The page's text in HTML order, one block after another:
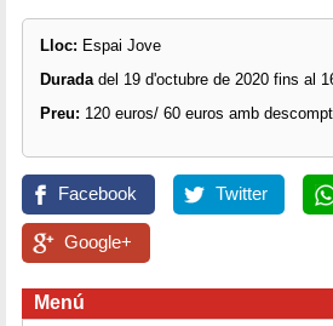
Lloc: Espai Jove
Durada del 19 d'octubre de 2020 fins al
Preu: 120 euros/ 60 euros amb
Facebook Twitter
Google+
Menú